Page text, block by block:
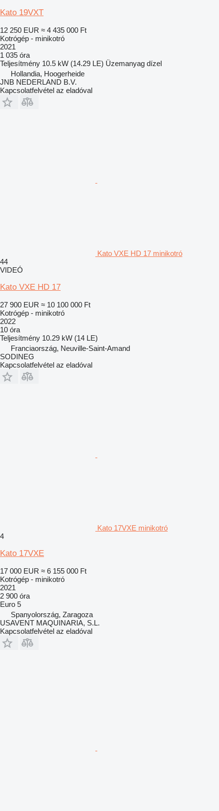
Kato 19VXT
12 250 EUR ≈ 4 435 000 Ft
Kotrógép - minikotró
2021
1 035 óra
Teljesítmény 10.5 kW (14.29 LE) Üzemanyag dízel
Hollandia, Hoogerheide
JNB NEDERLAND B.V.
Kapcsolatfelvétel az eladóval
Kato VXE HD 17 minikotró
44
VIDEÓ
Kato VXE HD 17
27 900 EUR ≈ 10 100 000 Ft
Kotrógép - minikotró
2022
10 óra
Teljesítmény 10.29 kW (14 LE)
Franciaország, Neuville-Saint-Amand
SODINEG
Kapcsolatfelvétel az eladóval
Kato 17VXE minikotró
4
Kato 17VXE
17 000 EUR ≈ 6 155 000 Ft
Kotrógép - minikotró
2021
2 900 óra
Euro 5
Spanyolország, Zaragoza
USAVENT MAQUINARIA, S.L.
Kapcsolatfelvétel az eladóval